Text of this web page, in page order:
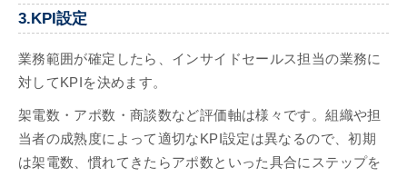
3.KPI設定
業務範囲が確定したら、インサイドセールス担当の業務に
対してKPIを決めます。
架電数・アポ数・商談数など評価軸は様々です。組織や担
当者の成熟度によって適切なKPI設定は異なるので、初期
は架電数、慣れてきたらアポ数といった具合にステップを